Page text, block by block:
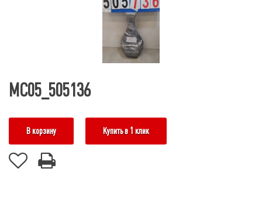
МС05_505136
В корзину Купить в 1 клик